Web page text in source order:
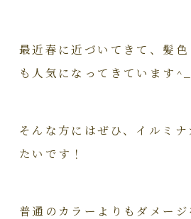
最近春に近づいてきて、髪
も人気になってきています
そんな方にはぜひ、イルミ
たいです！
普通のカラーよりもダメー